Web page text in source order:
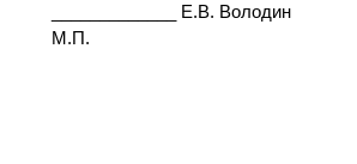
_____________ Е.В. Володин
М.П.